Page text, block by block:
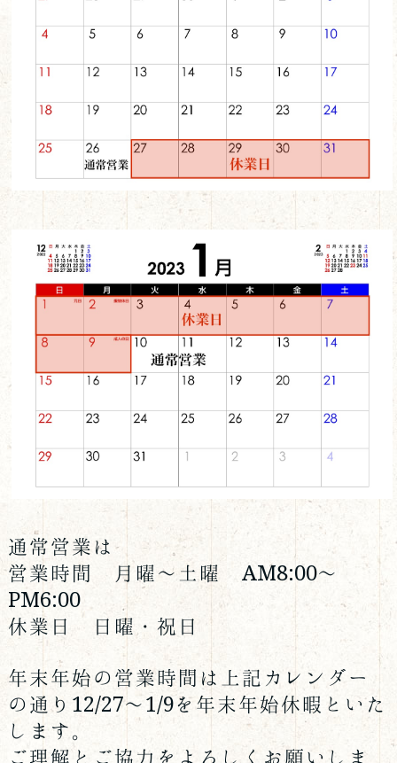
通常営業は
営業時間 月曜〜土曜 AM8:00〜
PM6:00
休業日 日曜・祝日
年末年始の営業時間は上記カレンダー
の通り12/27〜1/9を年末年始休暇といた
します。
ご理解とご協力をよろしくお願いしま